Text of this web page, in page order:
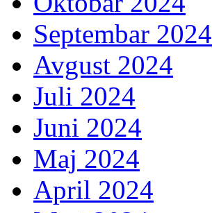
Septembar 2024
Avgust 2024
Juli 2024
Juni 2024
Maj 2024
April 2024